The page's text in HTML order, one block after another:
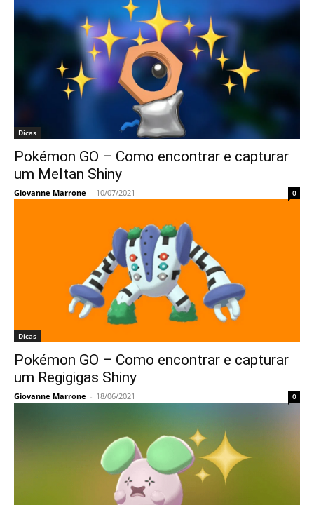
Dicas
Pokémon GO – Como encontrar e capturar
um Meltan Shiny
Giovanne Marrone - 10/07/2021 0
Dicas
Pokémon GO – Como encontrar e capturar
um Regigigas Shiny
Giovanne Marrone - 18/06/2021 0